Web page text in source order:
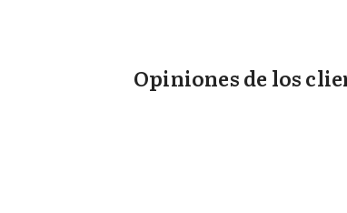
Opiniones de los